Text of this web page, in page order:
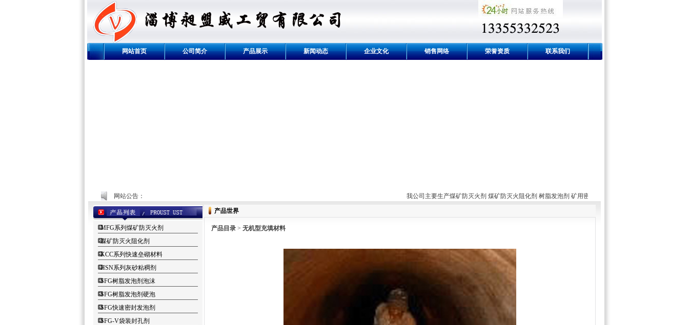
网站首页 公司简介 产品展示 新闻动态 企业文化 销售网络 荣誉资质 联系我们
网站公告： 我公司主要生产煤矿防灭火剂 煤矿防灭火阻化剂 树脂发泡剂 矿用密闭材料 矿用充填材料 矿用封堵剂 ，欢
MFG系列煤矿防灭火剂
煤矿防灭火阻化剂
KCC系列快速垒砌材料
HSN系列灰砂粘稠剂
SFG树脂发泡剂泡沫
SFG树脂发泡剂硬泡
SFG快速密封发泡剂
SFG-V袋装封孔剂
产品世界
产品目录 > 无机型充填材料